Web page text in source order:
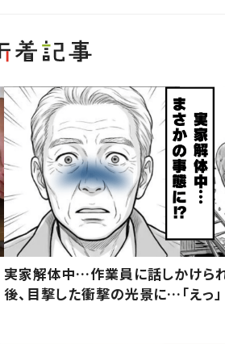
実家解体中…作業員に話しかけら
後、目撃した衝撃の光景に…「えっ」